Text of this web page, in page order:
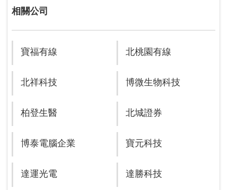
相關公司
寶福有線 北桃園有線
北祥科技 博微生物科技
柏登生醫 北城證券
博泰電腦企業 寶元科技
達運光電 達勝科技